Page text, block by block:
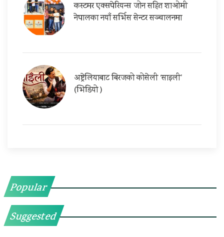
कस्टमर एक्सपेरियन्स जोन सहित शाओमी
नेपालका नयाँ सर्भिस सेन्टर सञ्चालनमा
अष्ट्रेलियाबाट बिरजको कोसेली ‘साइली’
(भिडियो )
Popular
Suggested